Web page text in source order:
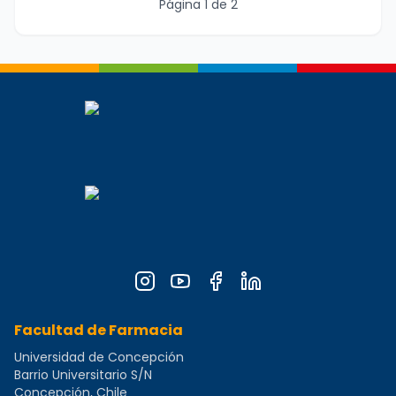
Página 1 de 2
Facultad de Farmacia
Universidad de Concepción
Barrio Universitario S/N
Concepción, Chile